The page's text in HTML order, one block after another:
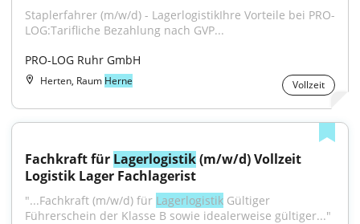
Staplerfahrer (m/w/d) - LagerlogistikIhre Vorteile bei PRO-
LOG:Tarifliche Bezahlung nach GVP...
PRO-LOG Ruhr GmbH
Herten, Raum Herne Vollzeit
Fachkraft für Lagerlogistik (m/w/d) Vollzeit
Logistik Lager Fachlagerist
"...Fachkraft (m/w/d) für Lagerlogistik Gültiger
Führerschein der Klasse B sowie idealerweise gültiger..."